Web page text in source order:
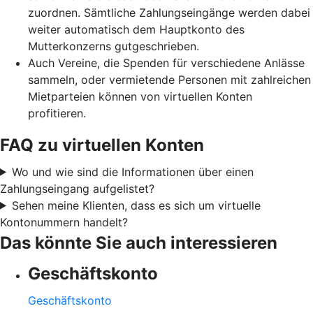
zuordnen. Sämtliche Zahlungseingänge werden dabei
weiter automatisch dem Hauptkonto des
Mutterkonzerns gutgeschrieben.
Auch Vereine, die Spenden für verschiedene Anlässe
sammeln, oder vermietende Personen mit zahlreichen
Mietparteien können von virtuellen Konten
profitieren.
FAQ zu virtuellen Konten
Wo und wie sind die Informationen über einen
Zahlungseingang aufgelistet?
Sehen meine Klienten, dass es sich um virtuelle
Kontonummern handelt?
Das könnte Sie auch interessieren
Geschäftskonto
Geschäftskonto